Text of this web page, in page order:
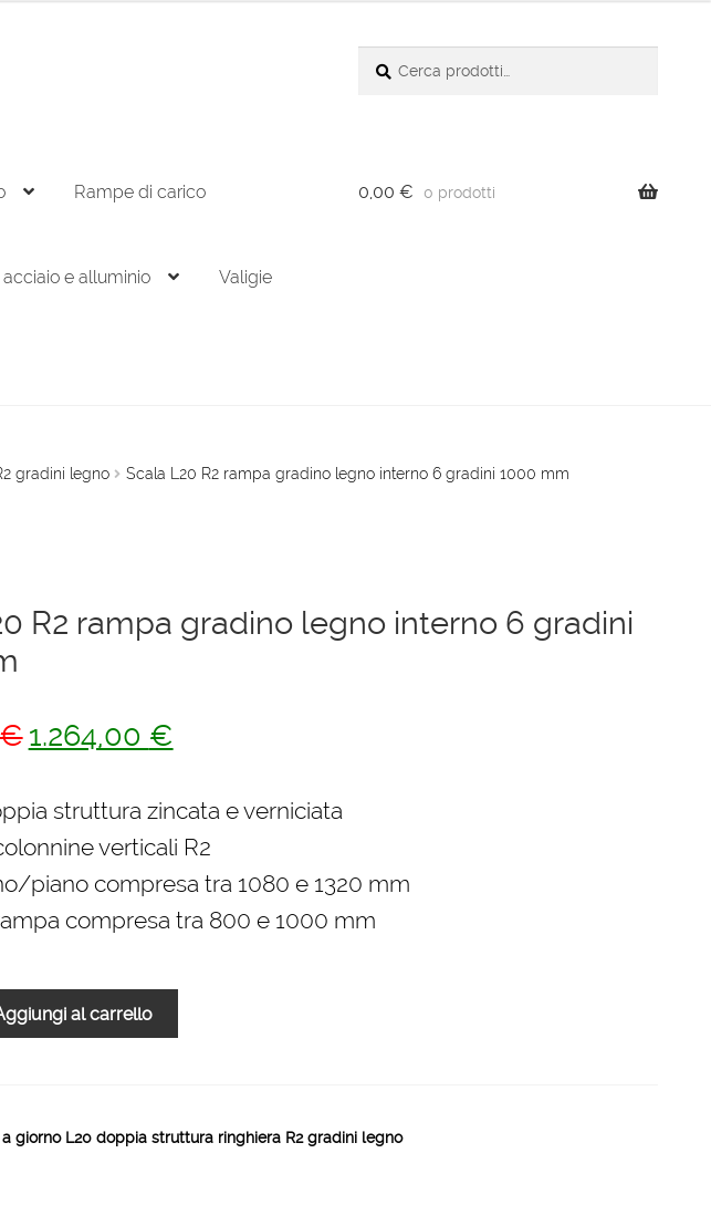
Rampe di carico
e alluminio Valigie
0,00 € 0 prodotti
gradini legno Scala L20 R2 rampa gradino legno interno 6 gradini 1000 mm
R2 rampa gradino legno interno 6 gradini
Il
originale
era:
1.872,00 €.
1.264,00 €
attuale
è:
1.264,00 €.
struttura zincata e verniciata
verticali R2
piano compresa tra 1080 e 1320 mm
compresa tra 800 e 1000 mm
al carrello
giorno L20 doppia struttura ringhiera R2 gradini legno